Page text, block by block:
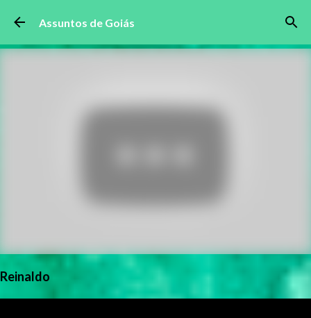
Pular para o conteúdo principal
Assuntos de Goiás
Reinaldo